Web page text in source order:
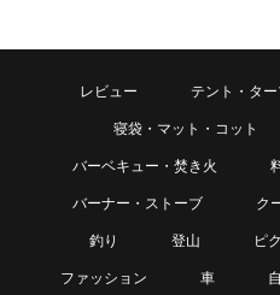
レビュー テント・タ
寝袋・マット・コット
バーベキュー・焚き火
バーナー・ストーブ ク
釣り 登山 ピ
ファッション 車